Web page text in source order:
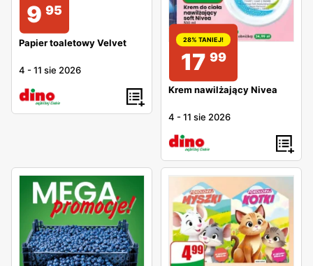
9 95
Papier toaletowy Velvet
4 -11 sie 2026
28% TANIEJ!
17 99
Krem nawilżający Nivea
4 -11 sie 2026